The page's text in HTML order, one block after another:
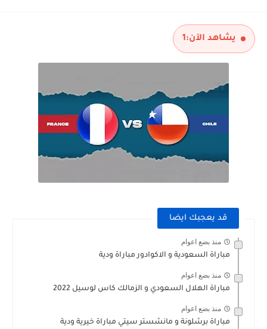
يشاهد الآن:1
قد يعجبك ايضا
منذ بضع اعوام
مباراة السعودية و الاكوادور مباراة ودية
منذ بضع اعوام
مباراة الهلال السعودي و الزمالك كاس لوسيل 2022
منذ بضع اعوام
مباراة برشلونة و مانشستر سيتي مباراة خيرية ودية